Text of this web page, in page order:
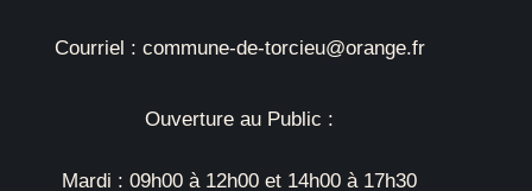
Courriel : commune-de-torcieu@orange.fr
Ouverture au Public :
Mardi : 09h00 à 12h00 et 14h00 à 17h30